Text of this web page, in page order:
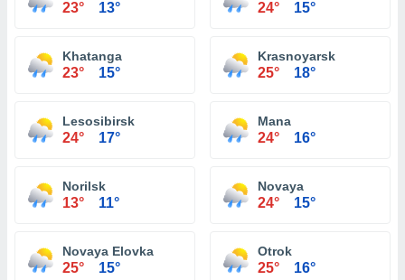
23° 13° 24° 15°
Khatanga
23° 15°
Krasnoyarsk
25° 18°
Lesosibirsk
24° 17°
Mana
24° 16°
Norilsk
13° 11°
Novaya
24° 15°
Novaya Elovka
25° 15°
Otrok
25° 16°